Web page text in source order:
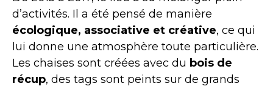
d’activités. Il a été pensé de manière
écologique, associative et créative, ce qui
lui donne une atmosphère toute particulière.
Les chaises sont créées avec du bois de
récup, des tags sont peints sur de grands